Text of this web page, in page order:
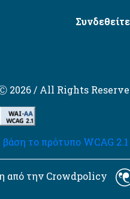
2026 / All Rights
το πρότυπο WCAG
από την Crowdpolicy